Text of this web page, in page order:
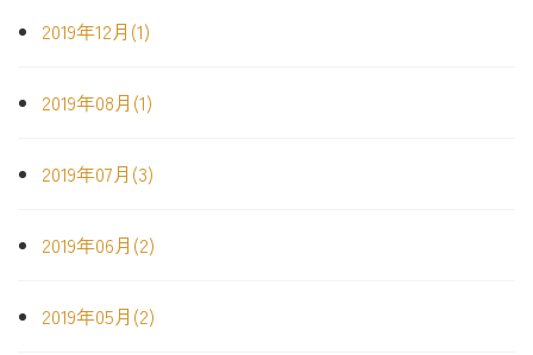
2019年12月(1)
2019年08月(1)
2019年07月(3)
2019年06月(2)
2019年05月(2)